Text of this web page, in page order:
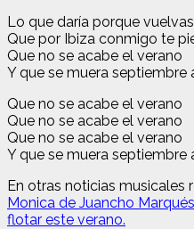
Lo que daría porque vuelvas
Que por Ibiza conmigo te
Que no se acabe el verano
Y que se muera septiembre
Que no se acabe el verano
Que no se acabe el verano
Que no se acabe el verano
Y que se muera septiembre
En otras noticias musicales
Monica de Juancho
flotar este verano.